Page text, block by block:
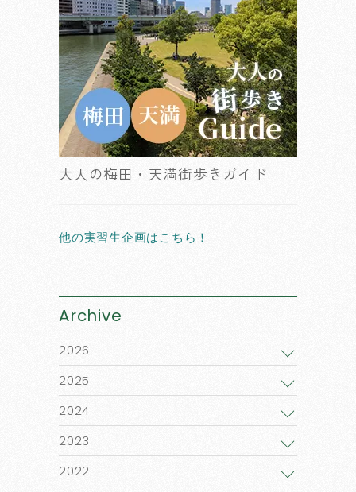
大人の梅田・天満街歩きガイド
他の実習生企画はこちら！
Archive
2026
2025
2024
2023
2022